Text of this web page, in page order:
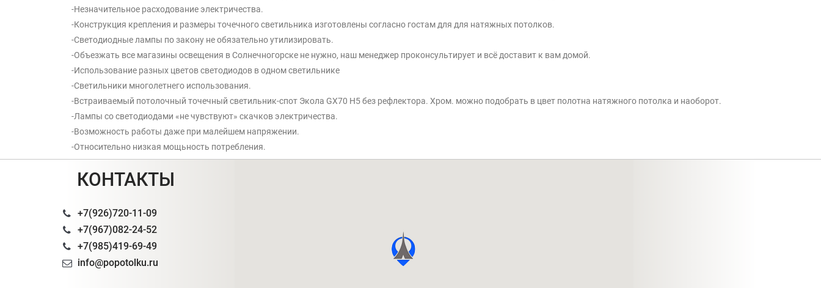
-Незначительное расходование электричества.
-Конструкция крепления и размеры точечного светильника изготовлены согласно гостам для для натяжных потолков.
-Светодиодные лампы по закону не обязательно утилизировать.
-Объезжать все магазины освещения в Солнечногорске не нужно, наш менеджер проконсультирует и всё доставит к вам домой.
-Использование разных цветов светодиодов в одном светильнике
-Светильники многолетнего использования.
-Встраиваемый потолочный точечный светильник-спот Экола GX70 H5 без рефлектора. Хром. можно подобрать в цвет полотна натяжного потолка и наоборот.
-Лампы со светодиодами «не чувствуют» скачков электричества.
-Возможность работы даже при малейшем напряжении.
-Относительно низкая мощьность потребления.
КОНТАКТЫ
+7(926)720-11-09
+7(967)082-24-52
+7(985)419-69-49
info@popotolku.ru